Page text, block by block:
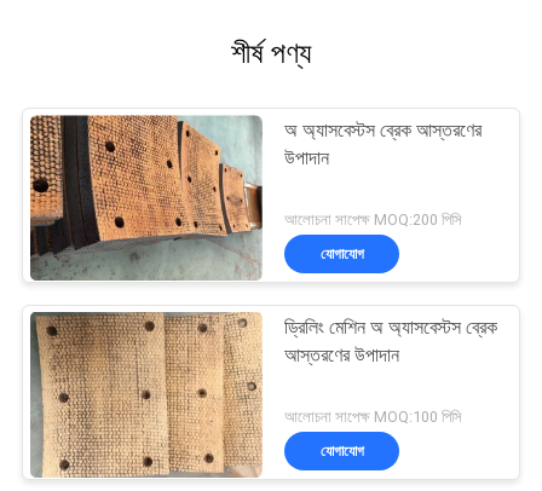
শীর্ষ পণ্য
অ অ্যাসবেস্টস ব্রেক আস্তরণের
উপাদান
আলোচনা সাপেক্ষ MOQ:200 পিসি
যোগাযোগ
ড্রিলিং মেশিন অ অ্যাসবেস্টস ব্রেক
আস্তরণের উপাদান
আলোচনা সাপেক্ষ MOQ:100 পিসি
যোগাযোগ